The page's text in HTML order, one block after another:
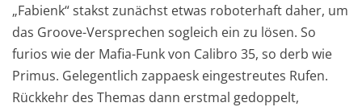
„Fabienk“ stakst zunächst etwas roboterhaft daher, um
das Groove-Versprechen sogleich ein zu lösen. So
furios wie der Mafia-Funk von Calibro 35, so derb wie
Primus. Gelegentlich zappaesk eingestreutes Rufen.
Rückkehr des Themas dann erstmal gedoppelt,